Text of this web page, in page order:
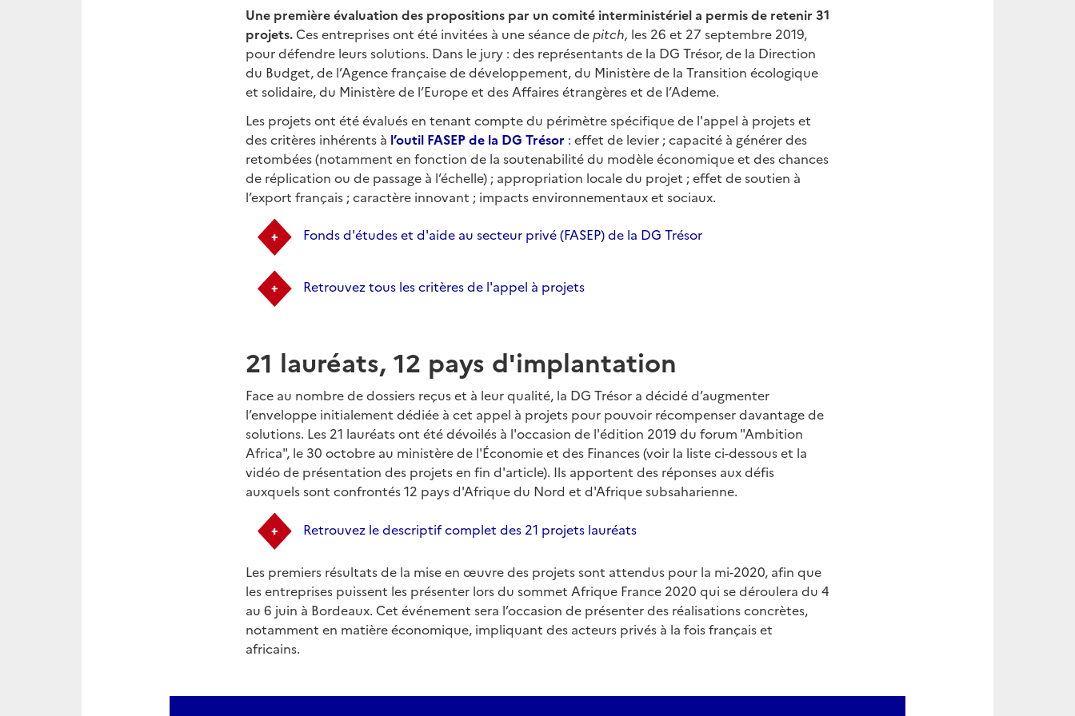
Une première évaluation des propositions par un comité interministériel a permis de retenir 31
projets. Ces entreprises ont été invitées à une séance de pitch, les 26 et 27 septembre 2019,
pour défendre leurs solutions. Dans le jury : des représentants de la DG Trésor, de la Direction
du Budget, de l’Agence française de développement, du Ministère de la Transition écologique
et solidaire, du Ministère de l’Europe et des Affaires étrangères et de l’Ademe.
Les projets ont été évalués en tenant compte du périmètre spécifique de l'appel à projets et
des critères inhérents à l’outil FASEP de la DG Trésor : effet de levier ; capacité à générer des
retombées (notamment en fonction de la soutenabilité du modèle économique et des chances
de réplication ou de passage à l’échelle) ; appropriation locale du projet ; effet de soutien à
l’export français ; caractère innovant ; impacts environnementaux et sociaux.
Fonds d'études et d'aide au secteur privé (FASEP) de la DG Trésor
Retrouvez tous les critères de l'appel à projets
21 lauréats, 12 pays d'implantation
Face au nombre de dossiers reçus et à leur qualité, la DG Trésor a décidé d’augmenter
l’enveloppe initialement dédiée à cet appel à projets pour pouvoir récompenser davantage de
solutions. Les 21 lauréats ont été dévoilés à l'occasion de l'édition 2019 du forum "Ambition
Africa", le 30 octobre au ministère de l'Économie et des Finances (voir la liste ci-dessous et la
vidéo de présentation des projets en fin d'article). Ils apportent des réponses aux défis
auxquels sont confrontés 12 pays d'Afrique du Nord et d'Afrique subsaharienne.
Retrouvez le descriptif complet des 21 projets lauréats
Les premiers résultats de la mise en œuvre des projets sont attendus pour la mi-2020, afin que
les entreprises puissent les présenter lors du sommet Afrique France 2020 qui se déroulera du 4
au 6 juin à Bordeaux. Cet événement sera l’occasion de présenter des réalisations concrètes,
notamment en matière économique, impliquant des acteurs privés à la fois français et
africains.